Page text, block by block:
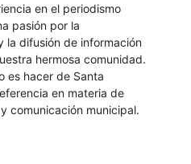
en el periodismo
pasión por la
la difusión de información
hermosa comunidad.
es hacer de Santa
en materia de
comunicación municipal.